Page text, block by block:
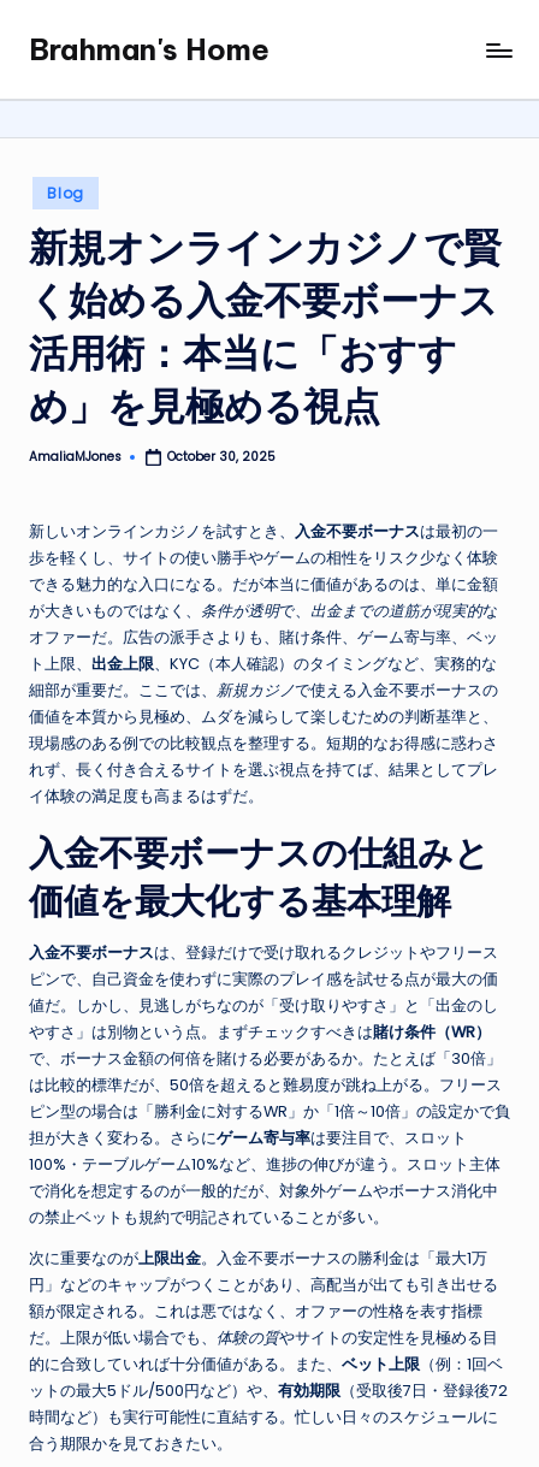
content
Brahman's Home
Spiritual
and
it
all
Posted
in
Blog
新規オンラインカジノで賢
く始める入金不要ボーナス
活用術：本当に「おすす
め」を見極める視点
Posted
AmaliaMJones October 30, 2025
新しいオンラインカジノを試すとき、 入金不要ボーナスは最初の一
歩を軽くし、サイトの使い勝手やゲームの相性をリスク少なく体験
できる魅力的な入口になる。だが本当に価値があるのは、単に金額
が大きいものではなく、 条件が透明で、 出金までの道筋が現実的な
オファーだ。広告の派手さよりも、賭け条件、ゲーム寄与率、ベッ
ト上限、 出金上限、KYC（本人確認）のタイミングなど、実務的な
細部が重要だ。ここでは、 新規カジノで使える入金不要ボーナスの
価値を本質から見極め、ムダを減らして楽しむための判断基準と、
現場感のある例での比較観点を整理する。短期的なお得感に惑わさ
れず、長く付き合えるサイトを選ぶ視点を持てば、結果としてプレ
イ体験の満足度も高まるはずだ。
入金不要ボーナスの仕組みと
価値を最大化する基本理解
入金不要ボーナスは、登録だけで受け取れるクレジットやフリース
ピンで、自己資金を使わずに実際のプレイ感を試せる点が最大の価
値だ。しかし、見逃しがちなのが「受け取りやすさ」と「出金のし
やすさ」は別物という点。まずチェックすべきは賭け条件（WR）
で、ボーナス金額の何倍を賭ける必要があるか。たとえば「30倍」
は比較的標準だが、50倍を超えると難易度が跳ね上がる。フリース
ピン型の場合は「勝利金に対するWR」か「1倍～10倍」の設定かで負
担が大きく変わる。さらにゲーム寄与率は要注目で、スロット
100%・テーブルゲーム10%など、進捗の伸びが違う。スロット主体
で消化を想定するのが一般的だが、対象外ゲームやボーナス消化中
の禁止ベットも規約で明記されていることが多い。
次に重要なのが上限出金。入金不要ボーナスの勝利金は「最大1万
円」などのキャップがつくことがあり、高配当が出ても引き出せる
額が限定される。これは悪ではなく、オファーの性格を表す指標
だ。上限が低い場合でも、 体験の質やサイトの安定性を見極める目
的に合致していれば十分価値がある。また、 ベット上限 （例：1回ベ
ットの最大5ドル/500円など）や、 有効期限 （受取後7日・登録後72
時間など）も実行可能性に直結する。忙しい日々のスケジュールに
合う期限かを見ておきたい。